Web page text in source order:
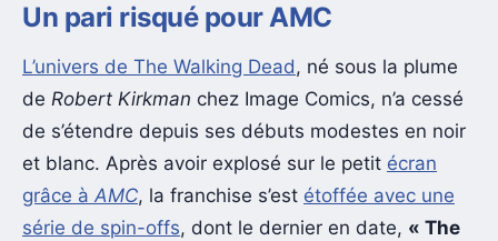
Un pari risqué pour AMC
L’univers de The Walking Dead, né sous la plume
de Robert Kirkman chez Image Comics, n’a cessé
de s’étendre depuis ses débuts modestes en noir
et blanc. Après avoir explosé sur le petit écran
grâce à AMC, la franchise s’est étoffée avec une
série de spin-offs, dont le dernier en date, « The